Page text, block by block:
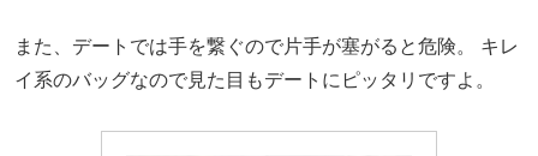
また、デートでは手を繋ぐので片手が塞がると危険。
キレ
イ系のバッグなので見た目もデートにピッタリですよ。